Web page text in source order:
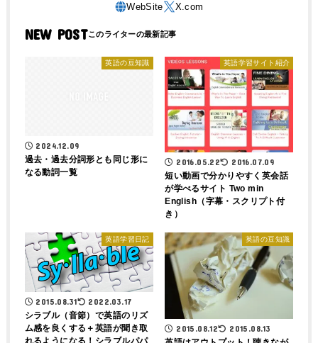
NEW POST
英語の豆知識
2024.12.09
過去・過去分詞形とも同じ形に
なる動詞一覧
英語学習サイト紹介
2016.05.22 2016.07.09
短い動画で分かりやすく英会話
が学べるサイト Two min
English（字幕・スクリプト付
き）
英語学習日記
2015.08.31 2022.03.17
シラブル（音節）で英語のリズ
ム感を良くする＋英語が聞き取
英語の豆知識
2015.08.12 2015.08.13